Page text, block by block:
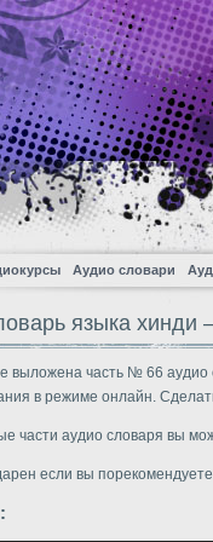
Аудио словари
языка хинди
выложена часть № 66 аудио
в режиме онлайн.
части аудио словаря вы
если вы